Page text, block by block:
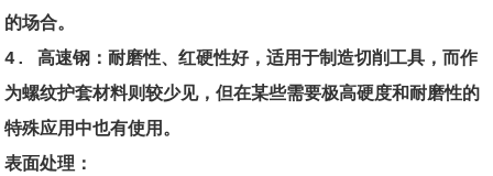
的场合。
4. 高速钢：耐磨性、红硬性好，适用于制造切削工具，而作
为螺纹护套材料则较少见，但在某些需要极高硬度和耐磨性的
特殊应用中也有使用。
表面处理：